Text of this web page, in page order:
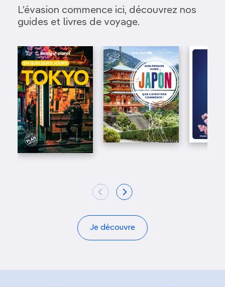
L’évasion commence ici, découvrez nos
guides et livres de voyage.
Je découvre